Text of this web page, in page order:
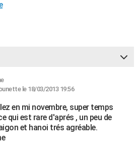
le 18/03/2013 19:56
en mi novembre, super temps
qui est rare d'aprés , un peu de
et hanoi trés agréable.